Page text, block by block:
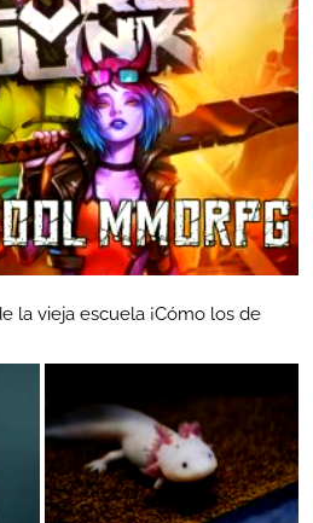
la vieja escuela ¡Cómo los de